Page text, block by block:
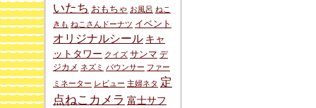
いたち おもちゃ お風呂 ねこ
きも ねこさんドーナツ イベント
オリジナルシール キャ
ットタワー クイズ サンマ デ
ジカメ ネズミ バウンサー ファー
ミネーター レビュー 主婦ネタ 定
点ねこカメラ 富士サフ